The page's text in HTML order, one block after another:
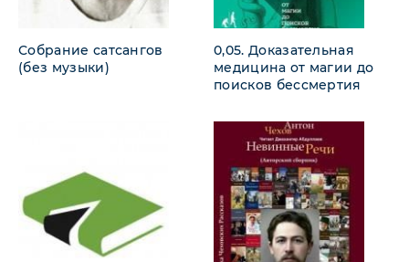
Собрание сатсангов
(без музыки)
0,05. Доказательная
медицина от магии до
поисков бессмертия